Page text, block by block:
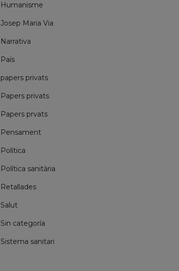
Humanisme
Josep Maria Via
Narrativa
País
papers privats
Papers privats
Papers prvats
Pensament
Política
Política sanitària
Retallades
Salut
Sin categoría
Sistema sanitari